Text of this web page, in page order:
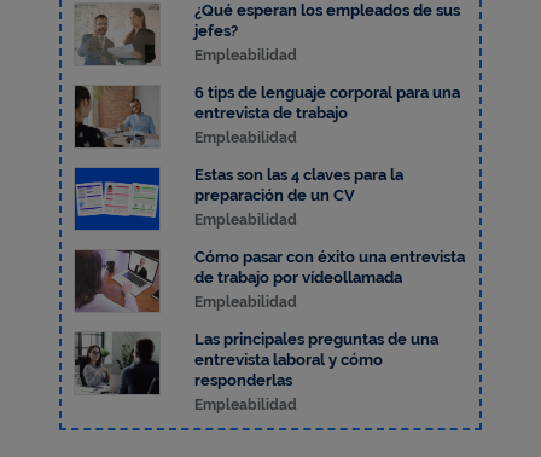
¿Qué esperan los empleados de sus
jefes?
Empleabilidad
6 tips de lenguaje corporal para una
entrevista de trabajo
Empleabilidad
Estas son las 4 claves para la
preparación de un CV
Empleabilidad
Cómo pasar con éxito una entrevista
de trabajo por vídeollamada
Empleabilidad
Las principales preguntas de una
entrevista laboral y cómo
responderlas
Empleabilidad